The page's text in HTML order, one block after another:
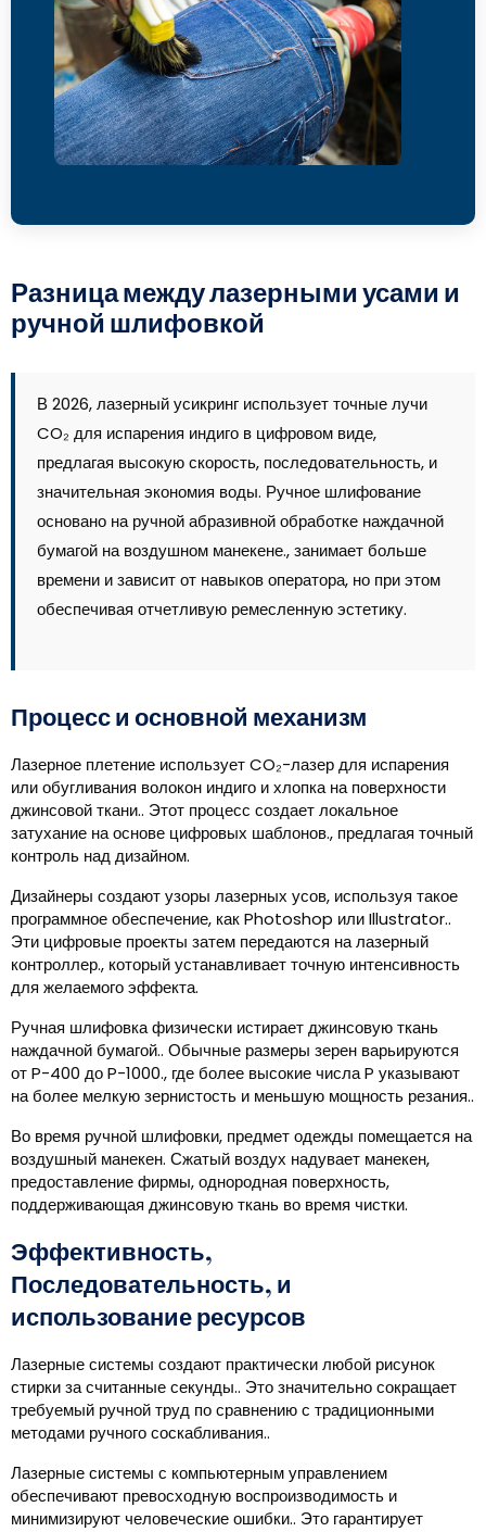
Разница между лазерными усами и
ручной шлифовкой
В 2026, лазерный усикринг использует точные лучи
CO₂ для испарения индиго в цифровом виде,
предлагая высокую скорость, последовательность, и
значительная экономия воды. Ручное шлифование
основано на ручной абразивной обработке наждачной
бумагой на воздушном манекене., занимает больше
времени и зависит от навыков оператора, но при этом
обеспечивая отчетливую ремесленную эстетику.
Процесс и основной механизм
Лазерное плетение использует CO₂-лазер для испарения
или обугливания волокон индиго и хлопка на поверхности
джинсовой ткани.. Этот процесс создает локальное
затухание на основе цифровых шаблонов., предлагая точный
контроль над дизайном.
Дизайнеры создают узоры лазерных усов, используя такое
программное обеспечение, как Photoshop или Illustrator..
Эти цифровые проекты затем передаются на лазерный
контроллер., который устанавливает точную интенсивность
для желаемого эффекта.
Ручная шлифовка физически истирает джинсовую ткань
наждачной бумагой.. Обычные размеры зерен варьируются
от P-400 до P-1000., где более высокие числа P указывают
на более мелкую зернистость и меньшую мощность резания..
Во время ручной шлифовки, предмет одежды помещается на
воздушный манекен. Сжатый воздух надувает манекен,
предоставление фирмы, однородная поверхность,
поддерживающая джинсовую ткань во время чистки.
Эффективность,
Последовательность, и
использование ресурсов
Лазерные системы создают практически любой рисунок
стирки за считанные секунды.. Это значительно сокращает
требуемый ручной труд по сравнению с традиционными
методами ручного соскабливания..
Лазерные системы с компьютерным управлением
обеспечивают превосходную воспроизводимость и
минимизируют человеческие ошибки.. Это гарантирует